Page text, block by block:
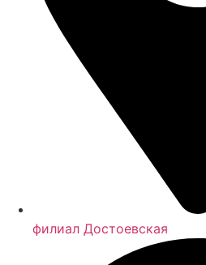
филиал Достоевская